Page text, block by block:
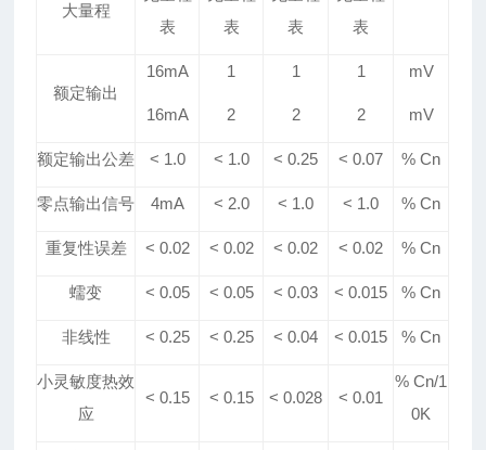
大量程
表
表
表
表
额定输出
16mA
16mA
1
2
1
2
1
2
mV
mV
额定输出公差 < 1.0 < 1.0 <0.25 <0.07 % Cn
零点输出信号 4mA < 2.0 < 1.0 < 1.0 % Cn
重复性误差 < 0.02 < 0.02 < 0.02 < 0.02 % Cn
蠕变 < 0.05 < 0.05 < 0.03 < 0.015 % Cn
非线性 < 0.25 < 0.25 < 0.04 < 0.015 % Cn
小灵敏度热效
应
< 0.15 < 0.15 < 0.028 < 0.01
% Cn/1
0K